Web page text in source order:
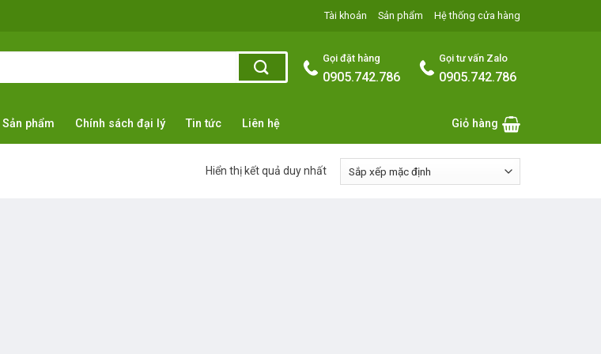
Tài khoản Sản phẩm Hệ thống cửa hàng
Gọi đặt hàng
0905.742.786
Gọi tư vấn Zalo
0905.742.786
Sản phẩm Chính sách đại lý Tin tức Liên hệ Giỏ hàng
Hiển thị kết quả duy nhất